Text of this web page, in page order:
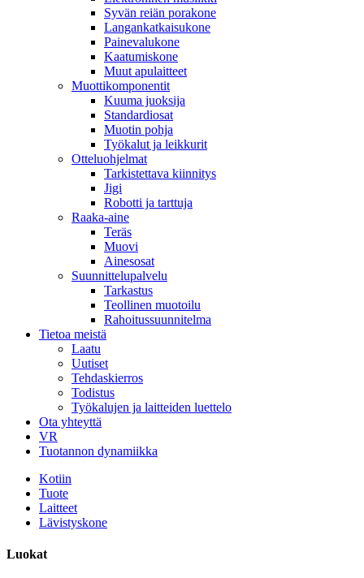
Syvän reiän porakone
Langankatkaisukone
Painevalukone
Kaatumiskone
Muut apulaitteet
Muottikomponentit
Kuuma juoksija
Standardiosat
Muotin pohja
Työkalut ja leikkurit
Otteluohjelmat
Tarkistettava kiinnitys
Jigi
Robotti ja tarttuja
Raaka-aine
Teräs
Muovi
Ainesosat
Suunnittelupalvelu
Tarkastus
Teollinen muotoilu
Rahoitussuunnitelma
Tietoa meistä
Laatu
Uutiset
Tehdaskierros
Todistus
Työkalujen ja laitteiden luettelo
Ota yhteyttä
VR
Tuotannon dynamiikka
Kotiin
Tuote
Laitteet
Lävistyskone
Luokat